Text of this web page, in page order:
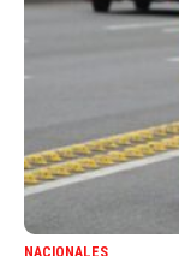
NACIONALES